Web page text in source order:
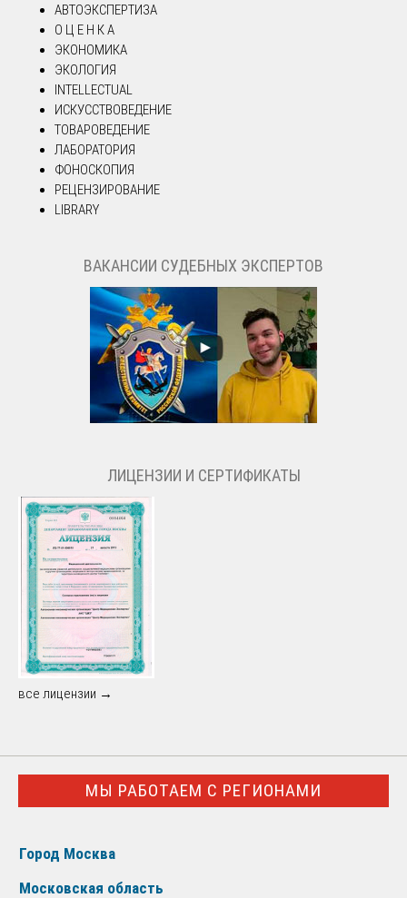
АВТОЭКСПЕРТИЗА
О Ц Е Н К А
ЭКОНОМИКА
ЭКОЛОГИЯ
INTELLECTUAL
ИСКУССТВОВЕДЕНИЕ
ТОВАРОВЕДЕНИЕ
ЛАБОРАТОРИЯ
ФОНОСКОПИЯ
РЕЦЕНЗИРОВАНИЕ
LIBRARY
ВАКАНСИИ СУДЕБНЫХ ЭКСПЕРТОВ
ЛИЦЕНЗИИ И СЕРТИФИКАТЫ
все лицензии →
МЫ РАБОТАЕМ С РЕГИОНАМИ
Город Москва
Московская область